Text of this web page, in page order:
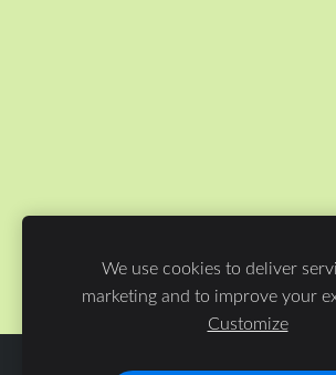
We use cookies to deliver
marketing and to improve your
Customize